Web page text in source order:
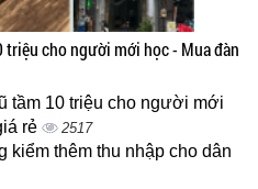
triệu cho người mới học - Mua đàn
tầm 10 triệu cho người mới
rẻ
2517
kiểm thêm thu nhập cho dân